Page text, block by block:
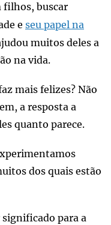
buscar
e seu papel na
muitos deles a
na vida.
mais felizes? Não
a resposta a
quanto parece.
dos quais estão
para a